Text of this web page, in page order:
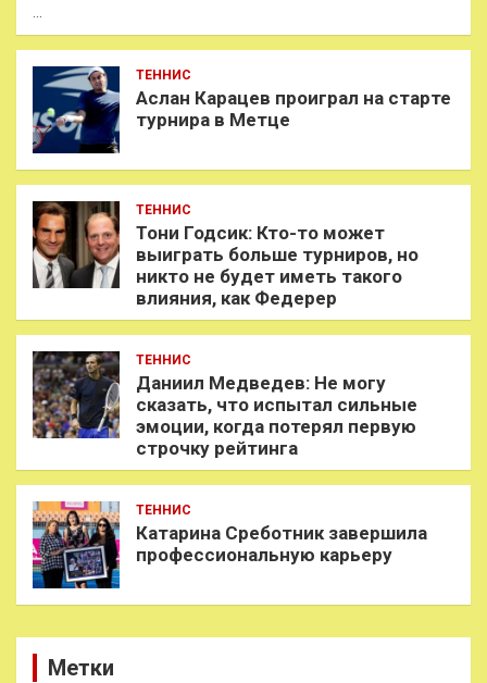
…
ТЕННИС
Аслан Карацев проиграл на старте
турнира в Метце
ТЕННИС
Тони Годсик: Кто-то может
выиграть больше турниров, но
никто не будет иметь такого
влияния, как Федерер
ТЕННИС
Даниил Медведев: Не могу
сказать, что испытал сильные
эмоции, когда потерял первую
строчку рейтинга
ТЕННИС
Катарина Среботник завершила
профессиональную карьеру
Метки